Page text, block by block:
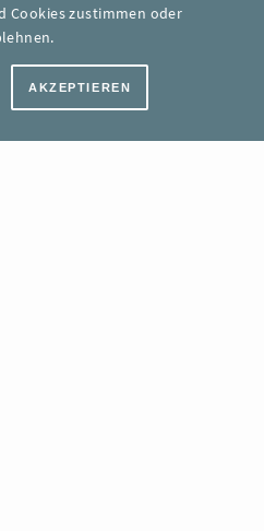
0,01 €*
Cookies zustimmen oder
AKZEPTIEREN